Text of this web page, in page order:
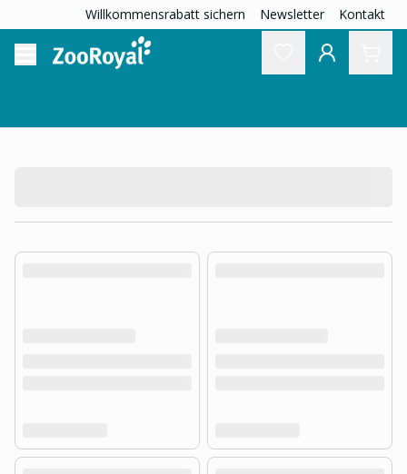
Willkommensrabatt sichern Newsletter Kontakt